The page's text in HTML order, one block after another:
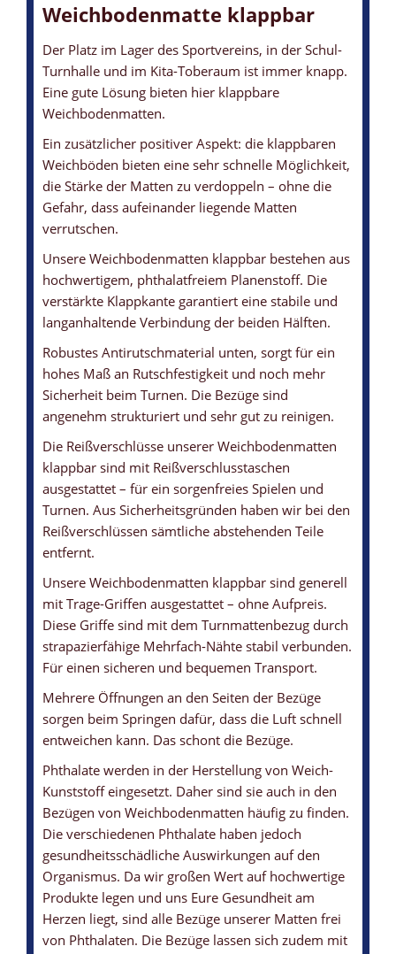
WEICHBODENMATTE - KLAPPBAR
... für die platzsparende Lagerung
WEICHBODENMATTE - BEZUG
... mit leichter Struktur und angenehmer Haptik
WEICHBODENMATTE - ANTIRUTSCHBODEN
... sorgt für ein hohes Maß an Rutschfestigkeit
WEICHBODENMATTE - LÜFTUNG
... sorgen beim Springen dafür, dass die Luft schnell entweichen
WEICHBODENMATTEN-KERN
... beide Kerne haben ein Raumgewicht von 21 kg/m3
Weichbodenmatte klappbar
Der Platz im Lager des Sportvereins, in der Schul-
Turnhalle und im Kita-Toberaum ist immer knapp.
Eine gute Lösung bieten hier klappbare
Weichbodenmatten.
Ein zusätzlicher positiver Aspekt: die klappbaren
Weichböden bieten eine sehr schnelle Möglichkeit,
die Stärke der Matten zu verdoppeln – ohne die
Gefahr, dass aufeinander liegende Matten
verrutschen.
Unsere Weichbodenmatten klappbar bestehen aus
hochwertigem, phthalatfreiem Planenstoff. Die
verstärkte Klappkante garantiert eine stabile und
langanhaltende Verbindung der beiden Hälften.
Robustes Antirutschmaterial unten, sorgt für ein
hohes Maß an Rutschfestigkeit und noch mehr
Sicherheit beim Turnen. Die Bezüge sind
angenehm strukturiert und sehr gut zu reinigen.
Die Reißverschlüsse unserer Weichbodenmatten
klappbar sind mit Reißverschlusstaschen
ausgestattet – für ein sorgenfreies Spielen und
Turnen. Aus Sicherheitsgründen haben wir bei den
Reißverschlüssen sämtliche abstehenden Teile
entfernt.
Unsere Weichbodenmatten klappbar sind generell
mit Trage-Griffen ausgestattet – ohne Aufpreis.
Diese Griffe sind mit dem Turnmattenbezug durch
strapazierfähige Mehrfach-Nähte stabil verbunden.
Für einen sicheren und bequemen Transport.
Mehrere Öffnungen an den Seiten der Bezüge
sorgen beim Springen dafür, dass die Luft schnell
entweichen kann. Das schont die Bezüge.
Phthalate werden in der Herstellung von Weich-
Kunststoff eingesetzt. Daher sind sie auch in den
Bezügen von Weichbodenmatten häufig zu finden.
Die verschiedenen Phthalate haben jedoch
gesundheitsschädliche Auswirkungen auf den
Organismus. Da wir großen Wert auf hochwertige
Produkte legen und uns Eure Gesundheit am
Herzen liegt, sind alle Bezüge unserer Matten frei
von Phthalaten. Die Bezüge lassen sich zudem mit